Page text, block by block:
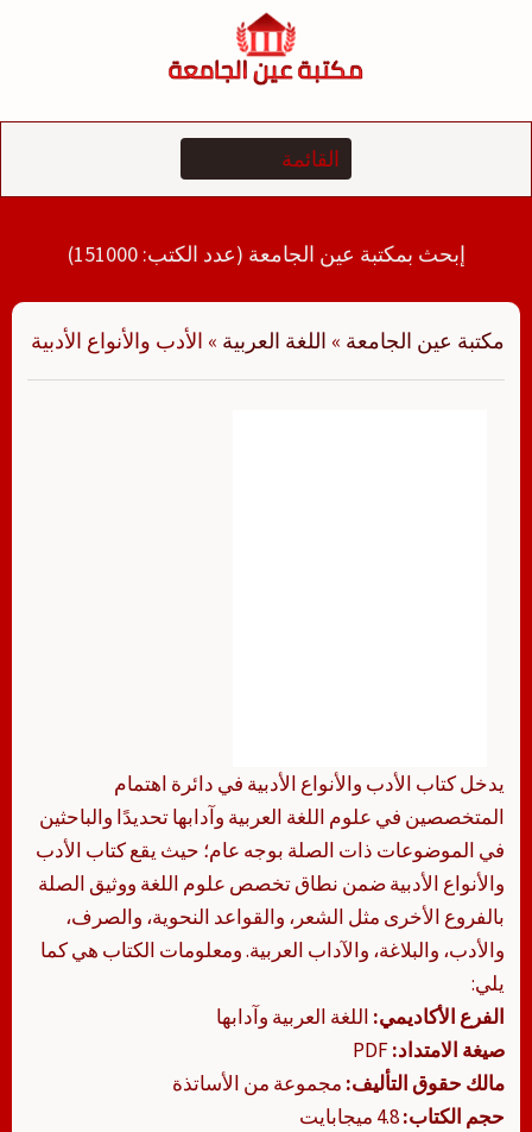
إبحث بمكتبة عين الجامعة (عدد الكتب: 151000)
مكتبة عين الجامعة » اللغة العربية » الأدب والأنواع الأدبية
يدخل كتاب الأدب والأنواع الأدبية في دائرة اهتمام
المتخصصين في علوم اللغة العربية وآدابها تحديدًا والباحثين
في الموضوعات ذات الصلة بوجه عام؛ حيث يقع كتاب الأدب
والأنواع الأدبية ضمن نطاق تخصص علوم اللغة ووثيق الصلة
بالفروع الأخرى مثل الشعر، والقواعد النحوية، والصرف،
والأدب، والبلاغة، والآداب العربية. ومعلومات الكتاب هي كما
يلي:
الفرع الأكاديمي: اللغة العربية وآدابها
صيغة الامتداد:
مالك حقوق التأليف: مجموعة من الأساتذة
حجم الكتاب: